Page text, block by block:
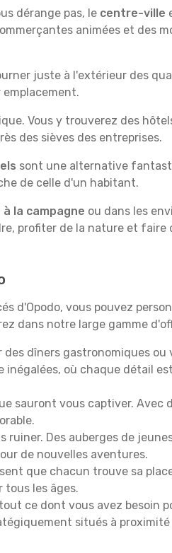
dérange pas, le centre-ville
animées et des
juste à l'extérieur des
Vous y trouverez des
des sièves des entreprises.
sont une alternative
de celle d'un habitant.
la campagne ou dans les
profiter de la nature et faire
d'Opodo, vous pouvez
dans notre large gamme
dîners gastronomiques
inégalées, où chaque détail
vous captiver. Avec
ruiner. Des auberges de
de nouvelles aventures.
que chacun trouve sa
les âges.
ce dont vous avez besoin
situés à